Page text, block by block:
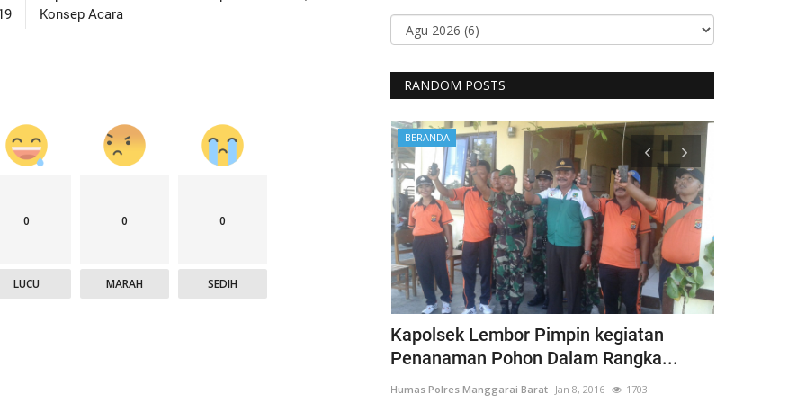
Konsep Acara
0
LUCU
0
MARAH
0
SEDIH
RANDOM POSTS
Giat Ops BERANDA
Kapolsek Lembor Pimpin kegiatan
Penanaman Pohon Dalam Rangka...
Humas Polres Manggarai Barat Jan 8, 2016 1703